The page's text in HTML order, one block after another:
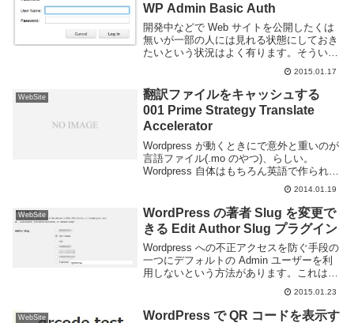
WP Admin Basic Auth
開発中などで Web サイトを公開したくは
無いが一部の人には見れる状態にしておき
たいという状況はよく有ります。そういう
ときには Basic 認証がよく利用されると思
います。.htaccess ファイルと .htpasswd
をサーバに置く事...
2015.01.17
WebSite
翻訳ファイルをキャッシュする
001 Prime Strategy Translate
Accelerator
Wordpress が動くときにで意外と重いのが
言語ファイル(.mo のやつ)、らしい。
Wordpress 自体はもちろん英語で作られて
いるので日本語版など、多言語で利用する
場合はアクセスの都度翻訳ファイルを読み
込んでいるようだ。というわけ...
2014.01.19
WebSite
WordPress の著者 Slug を変更で
きる Edit Author Slug プラグイン
Wordpress への不正アクセスを防ぐ手段の
一つにデフォルトの Admin ユーザーを利
用しないという方法があります。これはユ
ーザー名 Admin でパスワードだけ変更し
てアクセスしてくる人を弾くのには有効で
すが、標準では各ログインユー...
2015.01.23
WebSite
WordPress で QR コードを表示す